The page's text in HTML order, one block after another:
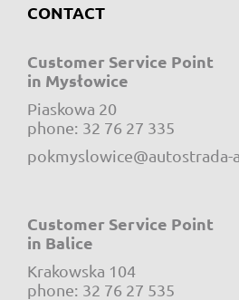
CONTACT
Customer Service Point
in Mysłowice
Piaskowa 20
phone: 32 76 27 335
pokmyslowice@autostrada-
Customer Service Point
in Balice
Krakowska 104
phone: 32 76 27 535